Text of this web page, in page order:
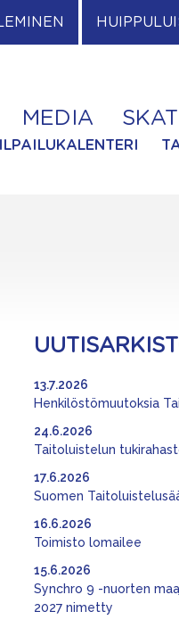
MEDIA
Henkilöstömuutoksia
13.7.2026
Taitoluistelun
24.6.2026
Suomen
17.6.2026
Toimisto lomailee
16.6.2026
Synchro 9 -nuorten
2027 nimetty
15.6.2026